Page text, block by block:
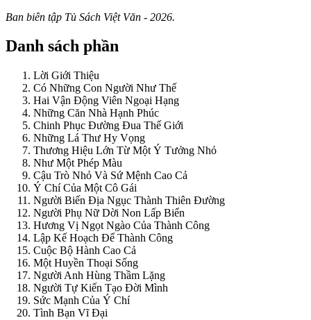
Ban biên tập Tủ Sách Việt Văn - 2026.
Danh sách phần
Lời Giới Thiệu
Có Những Con Người Như Thế
Hai Vận Động Viên Ngoại Hạng
Những Căn Nhà Hạnh Phúc
Chinh Phục Đường Đua Thế Giới
Những Lá Thư Hy Vọng
Thương Hiệu Lớn Từ Một Ý Tưởng Nhỏ
Như Một Phép Màu
Cậu Trò Nhỏ Và Sứ Mệnh Cao Cả
Ý Chí Của Một Cô Gái
Người Biến Địa Ngục Thành Thiên Đường
Người Phụ Nữ Dời Non Lấp Biển
Hương Vị Ngọt Ngào Của Thành Công
Lập Kế Hoạch Để Thành Công
Cuộc Bộ Hành Cao Cả
Một Huyền Thoại Sống
Người Anh Hùng Thầm Lặng
Người Tự Kiến Tạo Đời Mình
Sức Mạnh Của Ý Chí
Tình Bạn Vĩ Đại